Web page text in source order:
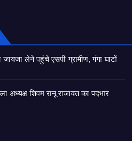
लेने पहुंचे एसपी ग्रामीण, गंगा घाटों
अध्यक्ष शिवम रानू राजावत का पदभार